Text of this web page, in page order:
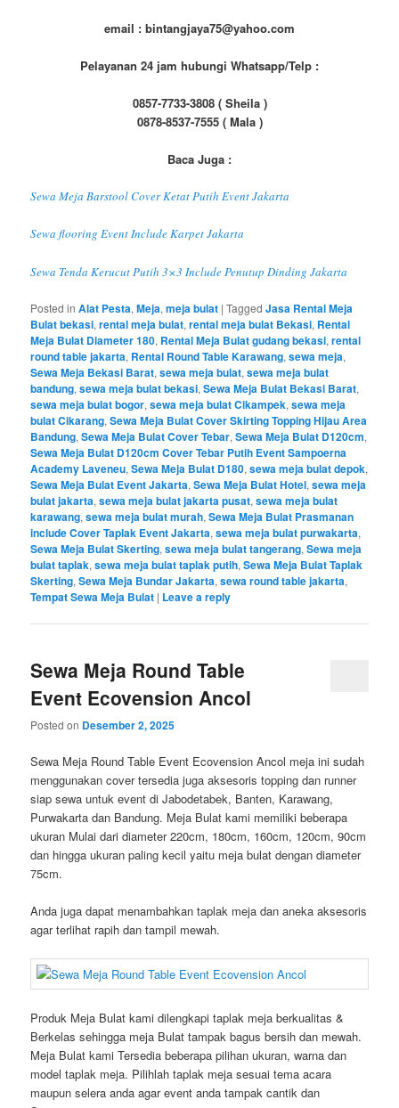
email : bintangjaya75@yahoo.com
Pelayanan 24 jam hubungi Whatsapp/Telp :
0857-7733-3808 ( Sheila )
0878-8537-7555 ( Mala )
Baca Juga :
Sewa Meja Barstool Cover Ketat Putih Event Jakarta
Sewa flooring Event Include Karpet Jakarta
Sewa Tenda Kerucut Putih 3×3 Include Penutup Dinding Jakarta
Posted in Alat Pesta,Meja,meja bulat |Tagged Jasa Rental Meja
Bulat bekasi,rental meja bulat,rental meja bulat Bekasi, Rental
Meja Bulat Diameter 180, Rental Meja Bulat gudang bekasi,rental
round table jakarta, Rental Round Table Karawang,sewa meja,
Sewa Meja Bekasi Barat,sewa meja bulat,sewa meja bulat
bandung,sewa meja bulat bekasi,Sewa Meja Bulat Bekasi Barat,
sewa meja bulat bogor,sewa meja bulat Cikampek,sewa meja
bulat Cikarang,Sewa Meja Bulat Cover Skirting Topping Hijau Area
Bandung,Sewa Meja Bulat Cover Tebar,Sewa Meja Bulat D120cm,
Sewa Meja Bulat D120cm Cover Tebar Putih Event Sampoerna
Academy Laveneu,Sewa Meja Bulat D180,sewa meja bulat depok,
Sewa Meja Bulat Event Jakarta,Sewa Meja Bulat Hotel,sewa meja
bulat jakarta,sewa meja bulat jakarta pusat,sewa meja bulat
karawang,sewa meja bulat murah,Sewa Meja Bulat Prasmanan
include Cover Taplak Event Jakarta,sewa meja bulat purwakarta,
Sewa Meja Bulat Skerting,sewa meja bulat tangerang,Sewa meja
bulat taplak,sewa meja bulat taplak putih,Sewa Meja Bulat Taplak
Skerting,Sewa Meja Bundar Jakarta,sewa round table jakarta,
Tempat Sewa Meja Bulat | Leave a reply
Sewa Meja Round Table
Event Ecovension Ancol
Posted on Desember 2, 2025
Sewa Meja Round Table Event Ecovension Ancol meja ini sudah
menggunakan cover tersedia juga aksesoris topping dan runner
siap sewa untuk event di Jabodetabek, Banten, Karawang,
Purwakarta dan Bandung. Meja Bulat kami memiliki beberapa
ukuran Mulai dari diameter 220cm, 180cm, 160cm, 120cm, 90cm
dan hingga ukuran paling kecil yaitu meja bulat dengan diameter
75cm.
Anda juga dapat menambahkan taplak meja dan aneka aksesoris
agar terlihat rapih dan tampil mewah.
Produk Meja Bulat kami dilengkapi taplak meja berkualitas &
Berkelas sehingga meja Bulat tampak bagus bersih dan mewah.
Meja Bulat kami Tersedia beberapa pilihan ukuran, warna dan
model taplak meja. Pilihlah taplak meja sesuai tema acara
maupun selera anda agar event anda tampak cantik dan